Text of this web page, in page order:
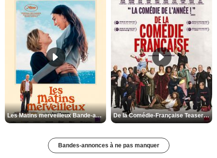
Les Matins merveilleux Bande-annonce VF De la Comédie-Française Teaser VF
Bandes-annonces à ne pas manquer